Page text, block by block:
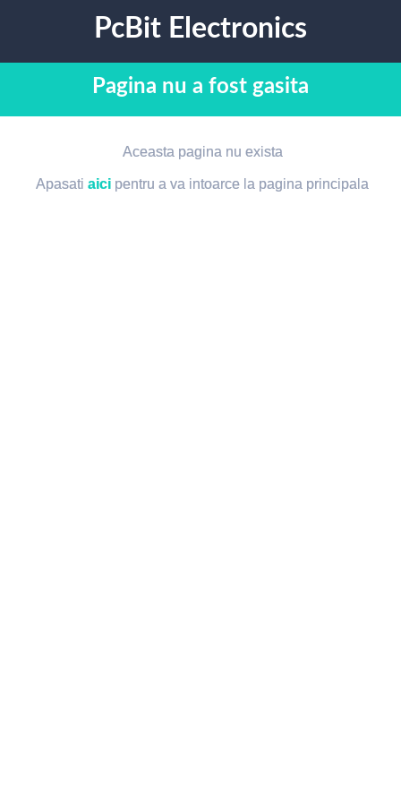
PcBit Electronics
Pagina nu a fost gasita
Aceasta pagina nu exista
Apasatiaici pentru a va intoarce la pagina principala